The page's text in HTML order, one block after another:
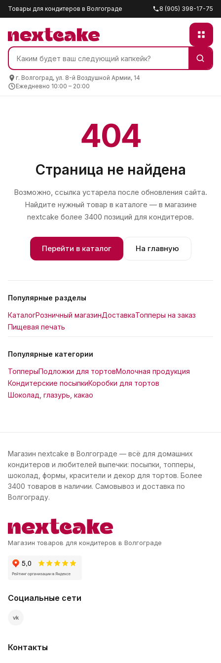
Товары для кондитеров в Волгограде 8 (905) 398-17-75
г. Волгоград, ул. 8-й Воздушной Армии, 14
Ежедневно 10:00 – 20:00
404
Страница не найдена
Возможно, ссылка устарела после обновления сайта.
Найдите нужный товар в каталоге — в магазине
nextcake более 3400 позиций для кондитеров.
Перейти в каталог На главную
Популярные разделы
КаталогРозничный магазинДоставкаТопперы на заказ
Пищевая печать
Популярные категории
ТопперыПодложки для тортовМолочная продукция
Кондитерские посыпкиКоробки для тортов
Шоколад, глазурь, какао
Магазин nextcake в Волгограде — всё для домашних
кондитеров и любителей выпечки: посыпки, топперы,
шоколад, формы, красители и декор для тортов. Более
3400 товаров в наличии. Самовывоз и доставка по
Волгограду.
Магазин товаров для кондитеров в Волгограде
Социальные сети
vk
Контакты